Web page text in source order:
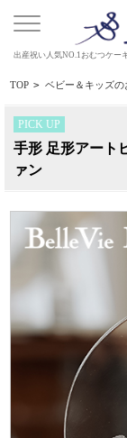
出産祝い人気NO.1おむつケー
TOP > ベビー＆キッズの
PICK UP
手形 足形アート
ァン